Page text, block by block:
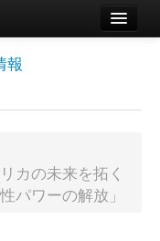
報
カの未来を拓く
ワーの解放」